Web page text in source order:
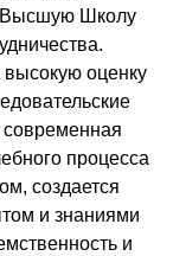
Высшую Школу
оценку
современная
процесса
создается
и знаниями
и